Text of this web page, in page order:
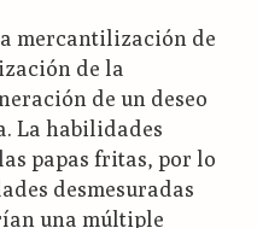
mercantilización de
de la
de un deseo
La habilidades
papas fritas, por lo
desmesuradas
una múltiple